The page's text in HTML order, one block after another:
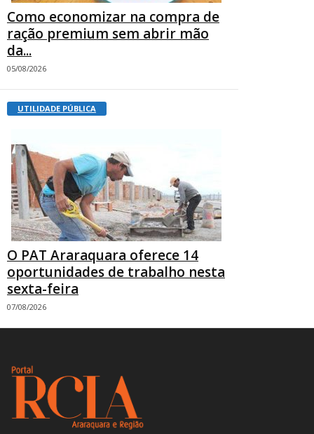
Como economizar na compra de
ração premium sem abrir mão
da...
05/08/2026
UTILIDADE PÚBLICA
O PAT Araraquara oferece 14
oportunidades de trabalho nesta
sexta-feira
07/08/2026